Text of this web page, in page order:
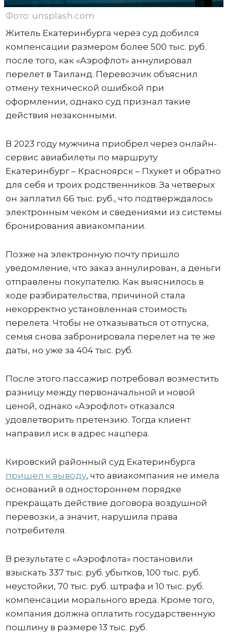
Фото: unsplash.com
Житель Екатеринбурга через суд добился
компенсации размером более 500 тыс. руб.
после того, как «Аэрофлот» аннулировал
перелет в Таиланд. Перевозчик объяснил
отмену технической ошибкой при
оформлении, однако суд признал такие
действия незаконными.
В 2023 году мужчина приобрел через онлайн-
сервис авиабилеты по маршруту
Екатеринбург – Красноярск – Пхукет и обратно
для себя и троих родственников. За четверых
он заплатил 66 тыс. руб., что подтверждалось
электронным чеком и сведениями из системы
бронирования авиакомпании.
Позже на электронную почту пришло
уведомление, что заказ аннулирован, а деньги
отправлены покупателю. Как выяснилось в
ходе разбирательства, причиной стала
некорректно установленная стоимость
перелета. Чтобы не отказываться от отпуска,
семья снова забронировала перелет на те же
даты, но уже за 404 тыс. руб.
После этого пассажир потребовал возместить
разницу между первоначальной и новой
ценой, однако «Аэрофлот» отказался
удовлетворить претензию. Тогда клиент
направил иск в адрес нацпера.
Кировский районный суд Екатеринбурга
пришел к выводу, что авиакомпания не имела
оснований в одностороннем порядке
прекращать действие договора воздушной
перевозки, а значит, нарушила права
потребителя.
В результате с «Аэрофлота» постановили
взыскать 337 тыс. руб. убытков, 100 тыс. руб.
неустойки, 70 тыс. руб. штрафа и 10 тыс. руб.
компенсации морального вреда. Кроме того,
компания должна оплатить государственную
пошлину в размере 13 тыс. руб.